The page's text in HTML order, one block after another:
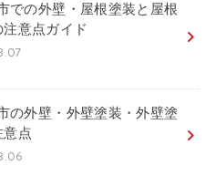
での外壁・屋根塗装と屋根
意点ガイド
の外壁・外壁塗装・外壁塗
意点